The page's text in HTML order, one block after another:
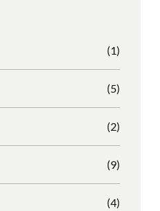
(1)
(5)
(2)
(9)
(4)